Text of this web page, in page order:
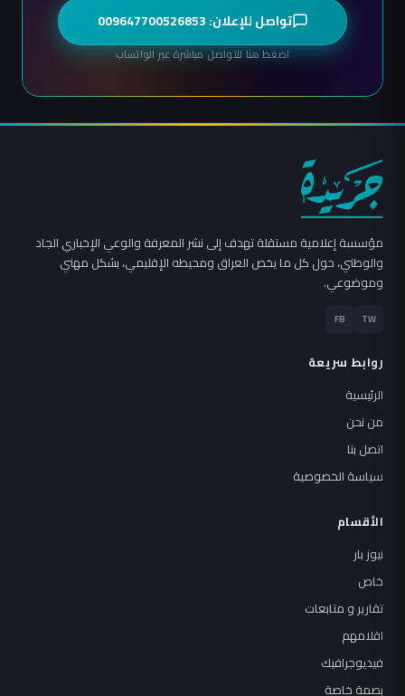
تواصل للإعلان: 009647700526853
اضغط هنا للتواصل مباشرة عبر الواتساب
مؤسسة إعلامية مستقلة تهدف إلى نشر المعرفة والوعي الإخباري الجاد
والوطني، حول كل ما يخص العراق ومحيطه الإقليمي، بشكل مهني
وموضوعي.
TW
FB
روابط سريعة
الرئيسية
من نحن
اتصل بنا
سياسة الخصوصية
الأقسام
نيوز بار
خاص
تقارير و متابعات
اقلامهم
فيديوجرافيك
بصمة خاصة